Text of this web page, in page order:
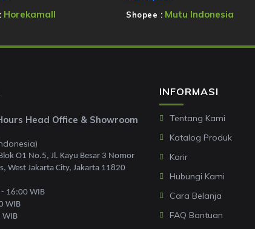
Horekamall Shopee : Mutu Indonesia
Head Office & Showroom
O1 No.5, Jl. Kayu Besar 3 Nomor
West Jakarta City, Jakarta 11820
- 16:00 WIB
WIB
WIB
INFORMASI
Tentang Kami
Katalog Produk
Karir
Hubungi Kami
Cara Belanja
FAQ Bantuan